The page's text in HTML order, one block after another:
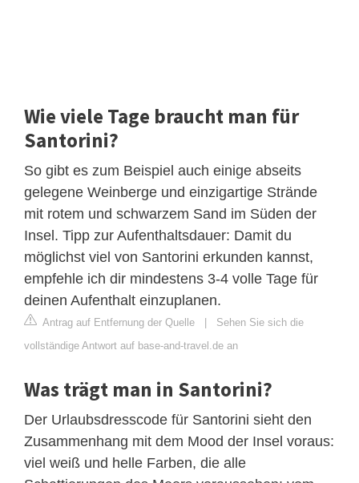
Wie viele Tage braucht man für
Santorini?
So gibt es zum Beispiel auch einige abseits
gelegene Weinberge und einzigartige Strände
mit rotem und schwarzem Sand im Süden der
Insel. Tipp zur Aufenthaltsdauer: Damit du
möglichst viel von Santorini erkunden kannst,
empfehle ich dir mindestens 3-4 volle Tage für
deinen Aufenthalt einzuplanen.
Antrag auf Entfernung der Quelle | Sehen Sie sich die
vollständige Antwort auf base-and-travel.de an
Was trägt man in Santorini?
Der Urlaubsdresscode für Santorini sieht den
Zusammenhang mit dem Mood der Insel voraus:
viel weiß und helle Farben, die alle